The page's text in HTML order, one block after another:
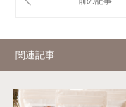
関連記事